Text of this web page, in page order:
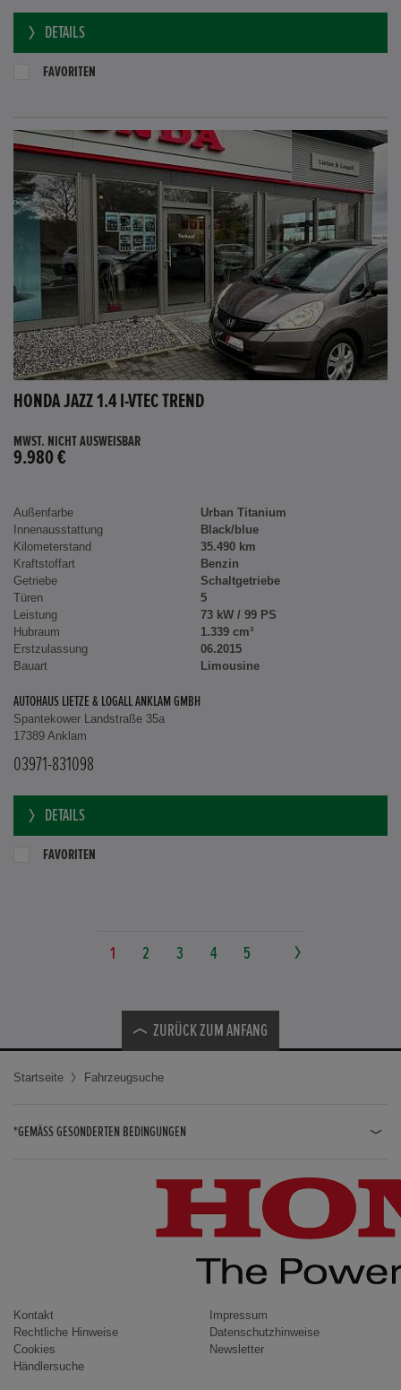
DETAILS
FAVORITEN
HONDA JAZZ 1.4 I-VTEC TREND
MWST. NICHT AUSWEISBAR
9.980 €
Außenfarbe
Urban Titanium
Innenausstattung
Black/blue
Kilometerstand
35.490 km
Kraftstoffart
Benzin
Getriebe
Schaltgetriebe
Türen
5
Leistung
73 kW / 99 PS
Hubraum
1.339 cm³
Erstzulassung
06.2015
Bauart
Limousine
AUTOHAUS LIETZE & LOGALL ANKLAM GMBH
Spantekower Landstraße 35a
17389 Anklam
03971-831098
DETAILS
FAVORITEN
1 2 3 4 5
ZURÜCK ZUM ANFANG
Startseite Fahrzeugsuche
*GEMÄSS GESONDERTEN BEDINGUNGEN
CIVIC / CIVIC LIMOUSINE
INSIGHT
ACCORD
Kontakt
Impressum
Rechtliche Hinweise
Datenschutzhinweise
Cookies
Newsletter
Händlersuche